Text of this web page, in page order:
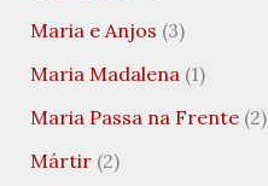
Maria e Anjos (3)
Maria Madalena (1)
Maria Passa na Frente(2)
Mártir(2)